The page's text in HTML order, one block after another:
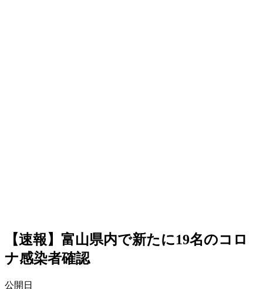
【速報】富山県内で新たに19名のコロ
ナ感染者確認
公開日